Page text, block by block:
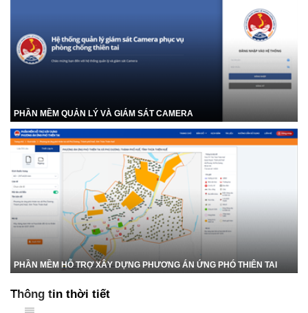
PHẦN MỀM QUẢN LÝ VÀ GIÁM SÁT CAMERA
PHẦN MỀM HỖ TRỢ XÂY DỰNG PHƯƠNG ÁN ỨNG PHÓ THIÊN TAI
Thông tin thời tiết